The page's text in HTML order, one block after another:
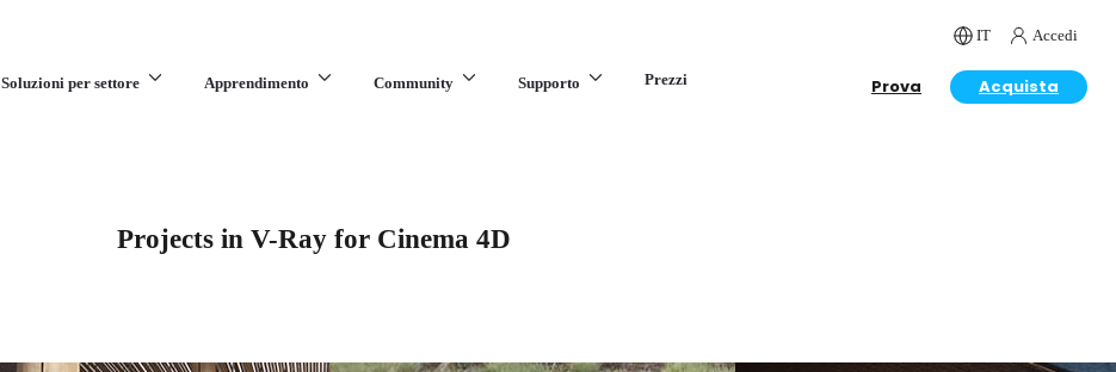
IT Accedi
Soluzioni per settore Apprendimento Community Supporto Prezzi Prova Acquista
Projects in V-Ray for Cinema 4D